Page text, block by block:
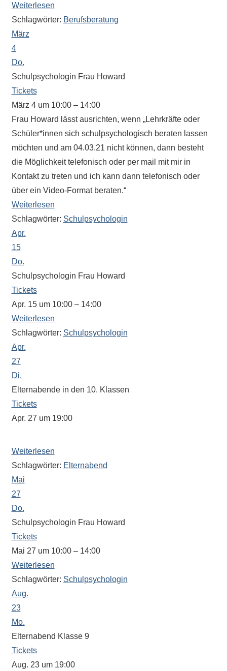
Musik-
oder
Theaterveranstaltung,
Exkursion
oder
Reise
–
unsere
Schülerinnen
und
Schüler
sind
einmal
eine
Information
nicht
finden,
stehen
am
Ende
jeder
Seite
verschiedene
Suche
zur
Verfügung.
Weiterlesen
Schlagwörter: Berufsberatung
März
4
Do.
Schulpsychologin Frau Howard
Tickets
März 4 um 10:00 – 14:00
Frau Howard lässt ausrichten, wenn „Lehrkräfte oder
Schüler*innen sich schulpsychologisch beraten lassen
möchten und am 04.03.21 nicht können, dann besteht
die Möglichkeit telefonisch oder per mail mit mir in
Kontakt zu treten und ich kann dann telefonisch oder
über ein Video-Format beraten.“
Weiterlesen
Schlagwörter: Schulpsychologin
Apr.
15
Do.
Schulpsychologin Frau Howard
Tickets
Apr. 15 um 10:00 – 14:00
Weiterlesen
Schlagwörter: Schulpsychologin
Apr.
27
Di.
Elternabende in den 10. Klassen
Tickets
Apr. 27 um 19:00
Weiterlesen
Schlagwörter: Elternabend
Mai
27
Do.
Schulpsychologin Frau Howard
Tickets
Mai 27 um 10:00 – 14:00
Weiterlesen
Schlagwörter: Schulpsychologin
Aug.
23
Mo.
Elternabend Klasse 9
Tickets
Aug. 23 um 19:00